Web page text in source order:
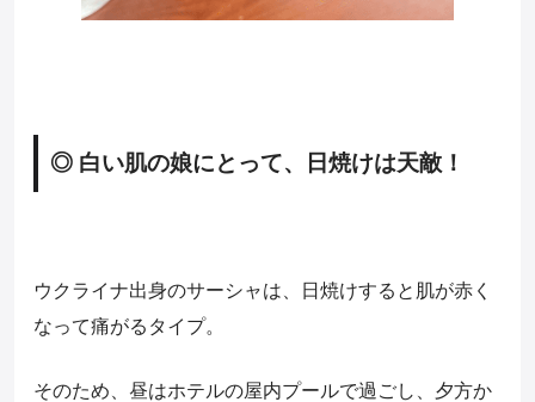
◎ 白い肌の娘にとって、日焼けは天敵！
ウクライナ出身のサーシャは、日焼けすると肌が赤く
なって痛がるタイプ。
そのため、昼はホテルの屋内プールで過ごし、夕方か